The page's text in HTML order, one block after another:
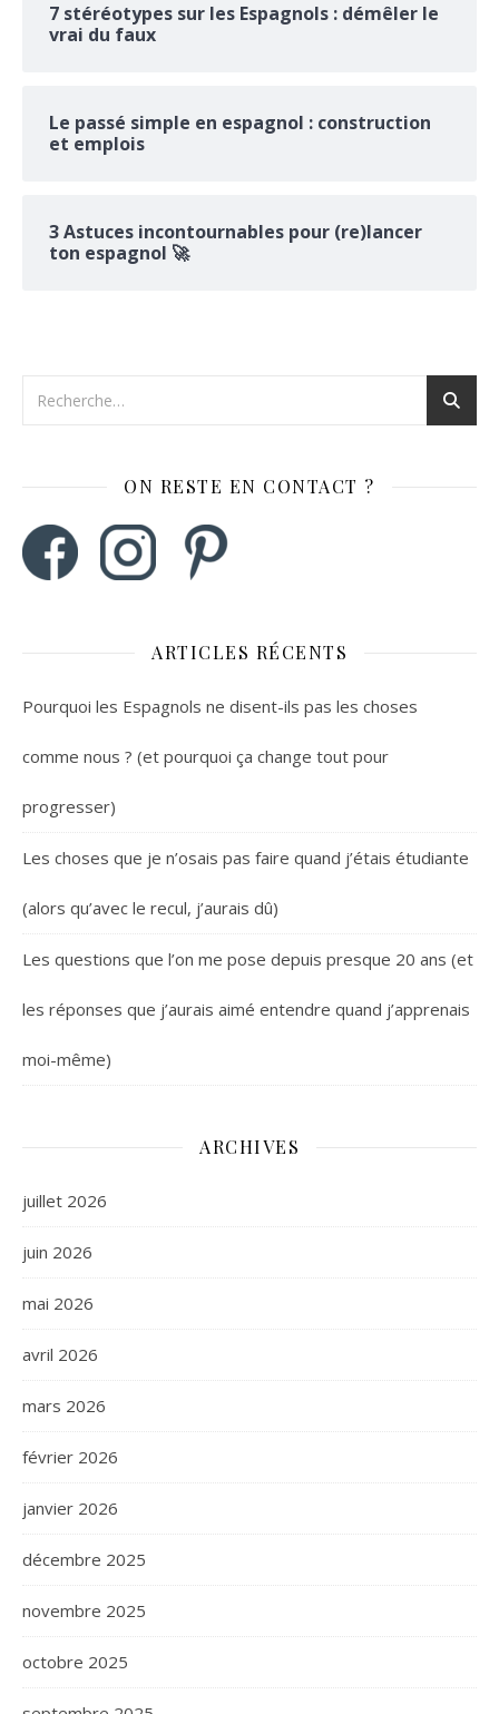
7 stéréotypes sur les Espagnols : démêler le
vrai du faux
Le passé simple en espagnol : construction
et emplois
3 Astuces incontournables pour (re)lancer
ton espagnol 🚀
ON RESTE EN CONTACT ?
ARTICLES RÉCENTS
Pourquoi les Espagnols ne disent-ils pas les choses
comme nous ? (et pourquoi ça change tout pour
progresser)
Les choses que je n’osais pas faire quand j’étais étudiante
(alors qu’avec le recul, j’aurais dû)
Les questions que l’on me pose depuis presque 20 ans (et
les réponses que j’aurais aimé entendre quand j’apprenais
moi-même)
ARCHIVES
juillet 2026
juin 2026
mai 2026
avril 2026
mars 2026
février 2026
janvier 2026
décembre 2025
novembre 2025
octobre 2025